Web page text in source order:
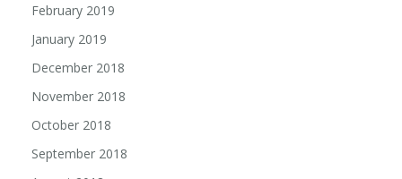
February 2019
January 2019
December 2018
November 2018
October 2018
September 2018